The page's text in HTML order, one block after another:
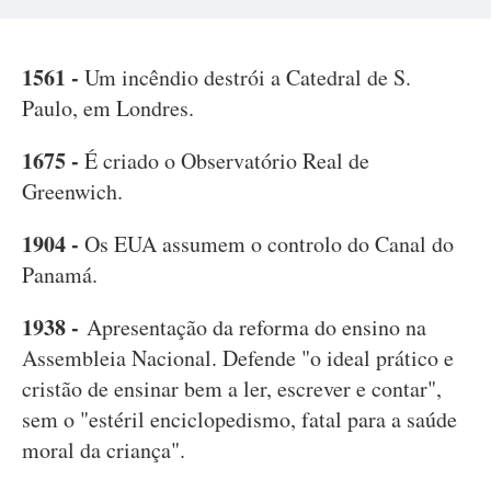
1561 - Um incêndio destrói a Catedral de S.
Paulo, em Londres.
1675 - É criado o Observatório Real de
Greenwich.
1904 - Os EUA assumem o controlo do Canal do
Panamá.
1938 - Apresentação da reforma do ensino na
Assembleia Nacional. Defende "o ideal prático e
cristão de ensinar bem a ler, escrever e contar",
sem o "estéril enciclopedismo, fatal para a saúde
moral da criança".